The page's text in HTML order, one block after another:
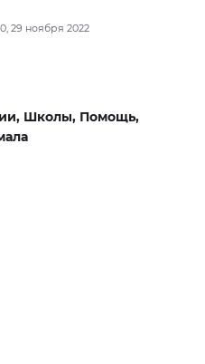
29 ноября 2022
Школы, Помощь,